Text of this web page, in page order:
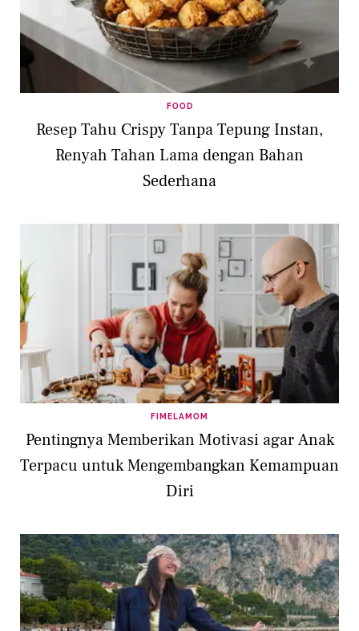
FOOD
Resep Tahu Crispy Tanpa Tepung Instan,
Renyah Tahan Lama dengan Bahan
Sederhana
FIMELAMOM
Pentingnya Memberikan Motivasi agar Anak
Terpacu untuk Mengembangkan Kemampuan
Diri